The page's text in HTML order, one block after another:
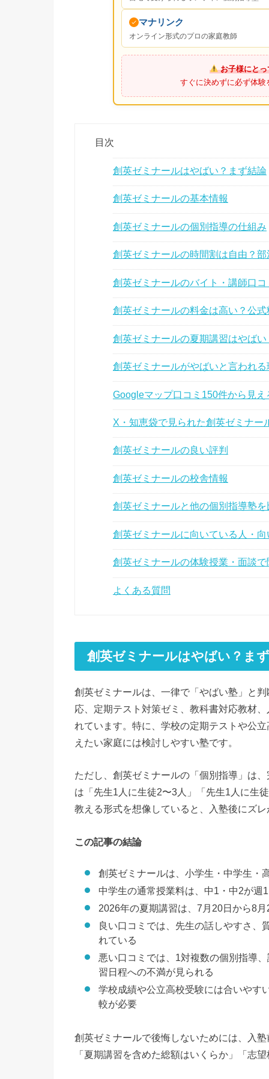
マナリンク
オンライン形式のプロの家庭教師
お子様にとっ
すぐに決めずに必ず体
目次
創英ゼミナールはやばい？まず結論
創英ゼミナールの基本情報
創英ゼミナールの個別指導の仕組み
創英ゼミナールの時間割は自由？
創英ゼミナールのバイト・講師口
創英ゼミナールの料金は高い？公
創英ゼミナールの夏期講習はやば
創英ゼミナールがやばいと言われる
Googleマップ口コミ150件から見
X・知恵袋で見られた創英ゼミナー
創英ゼミナールの良い評判
創英ゼミナールの校舎情報
創英ゼミナールと他の個別指導塾を
創英ゼミナールに向いている人・
創英ゼミナールの体験授業・面談
よくある質問
創英ゼミナールはやばい？ま
創英ゼミナールは、一律で「やばい塾」と
応、定期テスト対策ゼミ、教科書対応教材
れています。特に、学校の定期テストや公
えたい家庭には検討しやすい塾です。
ただし、創英ゼミナールの「個別指導」は
は「先生1人に生徒2〜3人」「先生1人に生
教える形式を想像していると、入塾後にズ
この記事の結論
創英ゼミナールは、小学生・中学生・
中学生の通常授業料は、中1・中2が週
2026年の夏期講習は、7月20日から8
良い口コミでは、先生の話しやすさ、
れている
悪い口コミでは、1対複数の個別指導
習日程への不満が見られる
学校成績や公立高校受験には合いやす
較が必要
創英ゼミナールで後悔しないためには、入
「夏期講習を含めた総額はいくらか」「志